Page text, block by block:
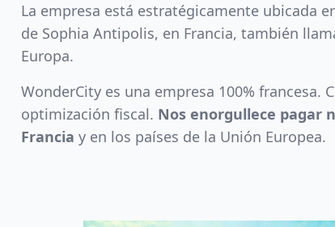
La empresa está estratégicamente ubicada
de Sophia Antipolis, en Francia, también
Europa.
WonderCity es una empresa 100% francesa.
optimización fiscal. Nos enorgullece pagar
Francia y en los países de la Unión Europea.